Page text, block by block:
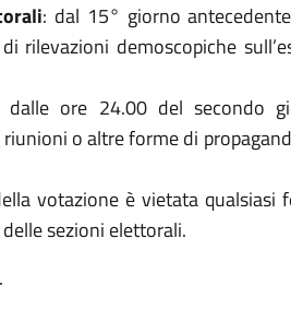
: dal 15° giorno
rilevazioni demoscopiche
dalle ore 24.00 del secondo
o altre forme di
votazione è vietata qualsiasi
sezioni elettorali.